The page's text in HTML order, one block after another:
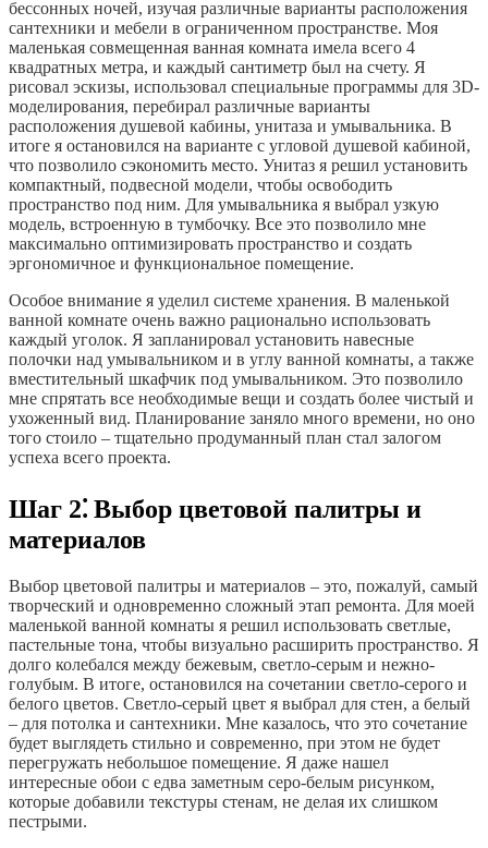
бессонных ночей, изучая различные варианты расположения
сантехники и мебели в ограниченном пространстве. Моя
маленькая совмещенная ванная комната имела всего 4
квадратных метра, и каждый сантиметр был на счету. Я
рисовал эскизы, использовал специальные программы для 3D-
моделирования, перебирал различные варианты
расположения душевой кабины, унитаза и умывальника. В
итоге я остановился на варианте с угловой душевой кабиной,
что позволило сэкономить место. Унитаз я решил установить
компактный, подвесной модели, чтобы освободить
пространство под ним. Для умывальника я выбрал узкую
модель, встроенную в тумбочку. Все это позволило мне
максимально оптимизировать пространство и создать
эргономичное и функциональное помещение.
Особое внимание я уделил системе хранения. В маленькой
ванной комнате очень важно рационально использовать
каждый уголок. Я запланировал установить навесные
полочки над умывальником и в углу ванной комнаты, а также
вместительный шкафчик под умывальником. Это позволило
мне спрятать все необходимые вещи и создать более чистый и
ухоженный вид. Планирование заняло много времени, но оно
того стоило – тщательно продуманный план стал залогом
успеха всего проекта.
Шаг 2⁚ Выбор цветовой палитры и
материалов
Выбор цветовой палитры и материалов – это, пожалуй, самый
творческий и одновременно сложный этап ремонта. Для моей
маленькой ванной комнаты я решил использовать светлые,
пастельные тона, чтобы визуально расширить пространство. Я
долго колебался между бежевым, светло-серым и нежно-
голубым. В итоге, остановился на сочетании светло-серого и
белого цветов. Светло-серый цвет я выбрал для стен, а белый
– для потолка и сантехники. Мне казалось, что это сочетание
будет выглядеть стильно и современно, при этом не будет
перегружать небольшое помещение. Я даже нашел
интересные обои с едва заметным серо-белым рисунком,
которые добавили текстуры стенам, не делая их слишком
пестрыми.